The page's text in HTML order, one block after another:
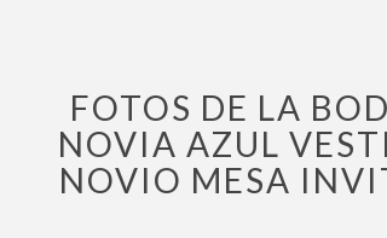
FOTOS DE LA
NOVIA AZUL
NOVIO MESA